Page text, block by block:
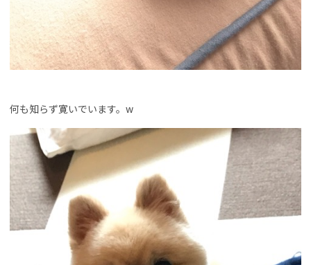
何も知らず寛いでいます。w